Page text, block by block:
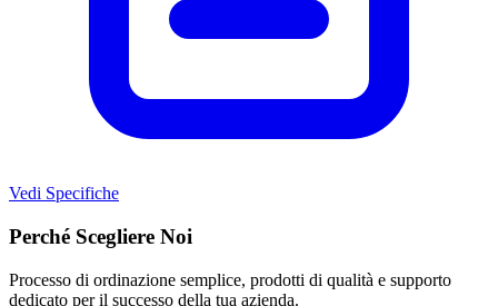
Vedi Specifiche
Perché Scegliere Noi
Processo di ordinazione semplice, prodotti di qualità e supporto
dedicato per il successo della tua azienda.